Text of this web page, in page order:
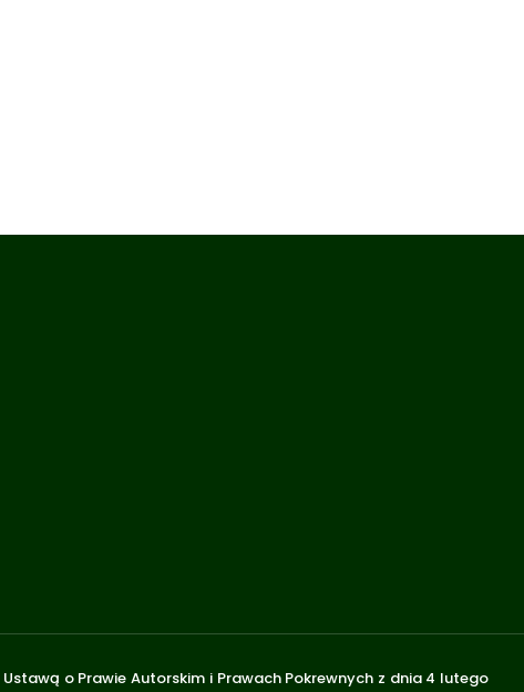
o Prawie Autorskim i Prawach Pokrewnych z dnia 4 lutego